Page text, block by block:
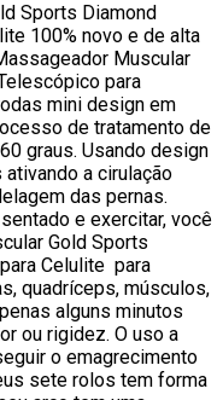
Sports Diamond
100% novo e de alta
Muscular
para
mini design em
de tratamento de
graus. Usando design
a cirulação
das pernas.
e exercitar, você
Gold Sports
Celulite para
quadríceps, músculos,
alguns minutos
ou rigidez. O uso a
o emagrecimento
sete rolos tem forma